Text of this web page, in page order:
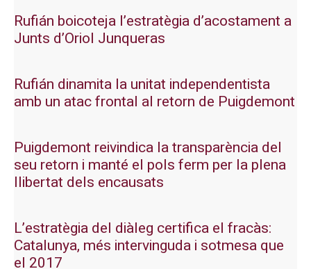
Rufián boicoteja l’estratègia d’acostament a
Junts d’Oriol Junqueras
Rufián dinamita la unitat independentista
amb un atac frontal al retorn de Puigdemont
Puigdemont reivindica la transparència del
seu retorn i manté el pols ferm per la plena
llibertat dels encausats
L’estratègia del diàleg certifica el fracàs:
Catalunya, més intervinguda i sotmesa que
el 2017